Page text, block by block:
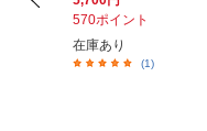
570ポイント
在庫あり
(1)